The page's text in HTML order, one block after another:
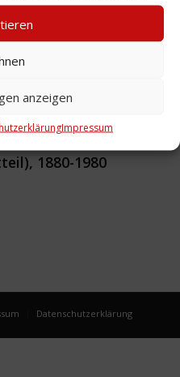
anzeigen
Impressum
1880-1980
Datenschutzerklärung